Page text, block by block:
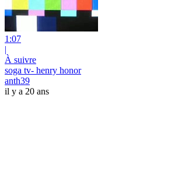
1:07
|
À suivre
soga tv- henry honor
anth39
il y a 20 ans